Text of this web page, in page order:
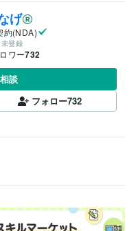
げ
約(NDA)
未登録
ワー732
談
フォロー732